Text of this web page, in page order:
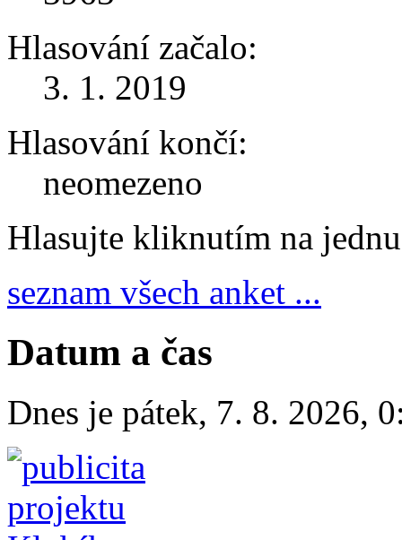
Hlasování začalo:
3. 1. 2019
Hlasování končí:
neomezeno
Hlasujte kliknutím na
seznam všech anket ...
Datum a čas
Dnes je pátek, 7. 8. 2026,